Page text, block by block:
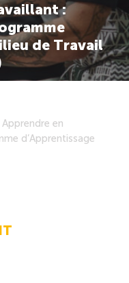
:
de Travail
Apprendre en
d’Apprentissage